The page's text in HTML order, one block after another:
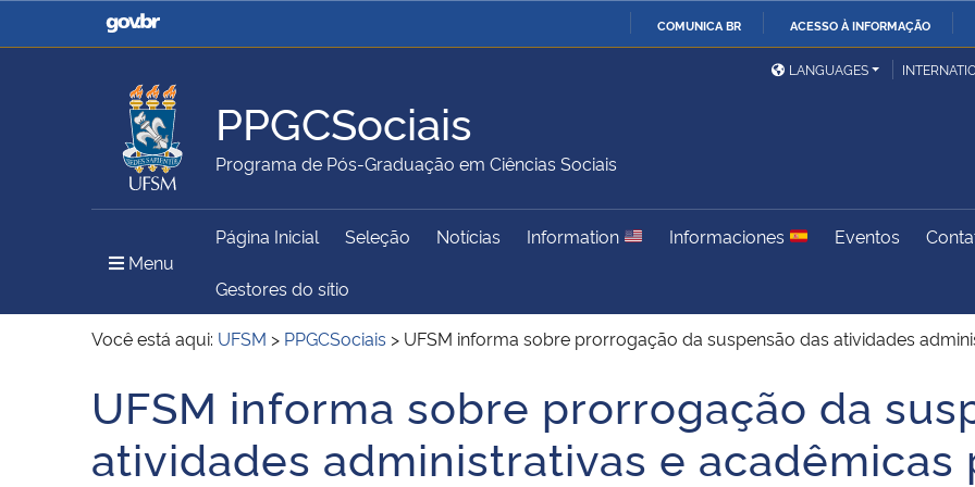
COMUNICA BR ACESSO À INFORMAÇÃO
Casa Civil
Ministério da Justiça e
Ministério da Defesa
Ministério das Relações
Exteriores
Ministério da Agricultura,
Pecuária e Abastecimento
Ministério da Educação
Ministério do Meio Ambiente Ministério do Turismo
Institucional
LANGUAGES
PPGCSociais
Programa de Pós-Graduação em Ciências Sociais
Menu
Página Inicial Seleção Notícias Information Informaciones Eventos
Gestores do sítio
Você está aqui: UFSM > PPGCSociais > UFSM informa sobre prorrogação da suspensão das atividades
Início do conteúdo
UFSM informa sobre prorrogação da
atividades administrativas e acadêmicas